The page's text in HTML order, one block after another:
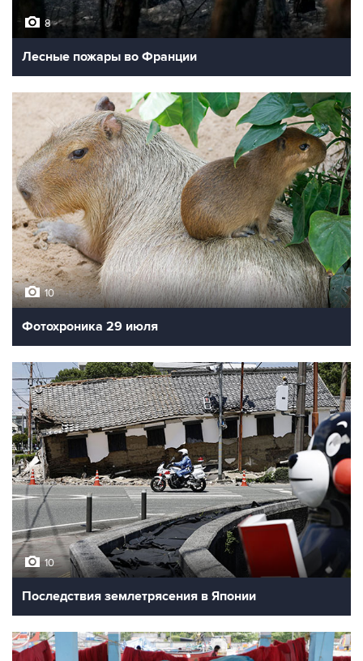
8
Лесные пожары во Франции
10
Фотохроника 29 июля
10
Последствия землетрясения в Японии